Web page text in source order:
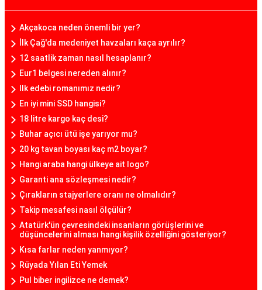
Akçakoca neden önemli bir yer?
İlk Çağ'da medeniyet havzaları kaça ayrılır?
12 saatlik zaman nasıl hesaplanır?
Eur1 belgesi nereden alınır?
Ilk edebi romanımız nedir?
En iyi mini SSD hangisi?
18 litre kargo kaç desi?
Buhar açıcı ütü işe yarıyor mu?
20 kg tavan boyası kaç m2 boyar?
Hangi araba hangi ülkeye ait logo?
Garanti ana sözleşmesi nedir?
Çırakların stajyerlere oranı ne olmalıdır?
Takip mesafesi nasıl ölçülür?
Atatürk'ün çevresindeki insanların görüşlerini ve
düşüncelerini alması hangi kişilik özelliğini gösteriyor?
Kısa farlar neden yanmıyor?
Rüyada Yılan Eti Yemek
Pul biber ingilizce ne demek?